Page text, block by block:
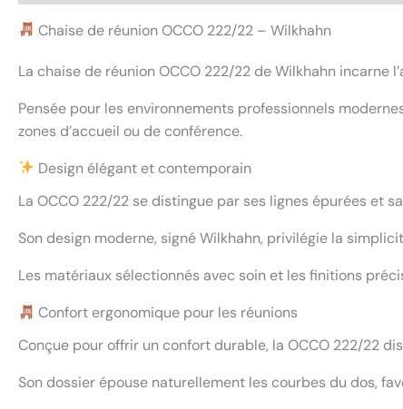
Chaise de réunion OCCO 222/22 – Wilkhahn
La chaise de réunion OCCO 222/22 de Wilkhahn
Pensée pour les environnements professionnels
zones d’accueil ou de conférence.
Design élégant et contemporain
La OCCO 222/22 se distingue par ses lignes épurées et
Son design moderne, signé Wilkhahn, privilégie la
Les matériaux sélectionnés avec soin et les finitions
Confort ergonomique pour les réunions
Conçue pour offrir un confort durable, la OCCO 222/22
Son dossier épouse naturellement les courbes du dos,